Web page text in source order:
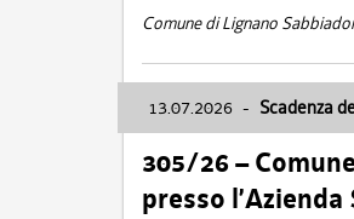
Comune di Lignano
13.07.2026 - Scadenza
305/26 –
presso